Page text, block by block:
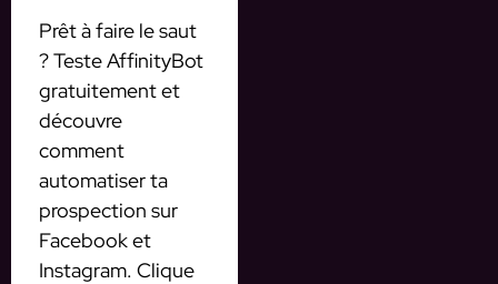
Prêt à faire le saut
? Teste AffinityBot
gratuitement et
découvre
comment
automatiser ta
prospection sur
Facebook et
Instagram. Clique